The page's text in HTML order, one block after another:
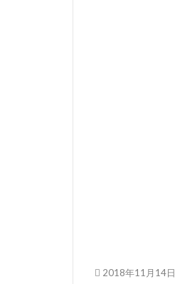
2018年11月14日